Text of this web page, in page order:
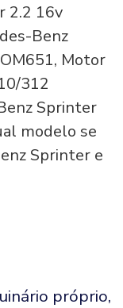
2.2 16v
Benz
Motor
312
Sprinter
modelo se
Sprinter e
próprio,